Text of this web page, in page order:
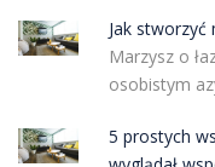
Jak stworzyć
Marzysz o
osobistym
5 prostych